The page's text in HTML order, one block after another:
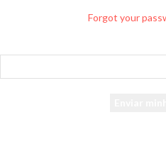
Forgot your